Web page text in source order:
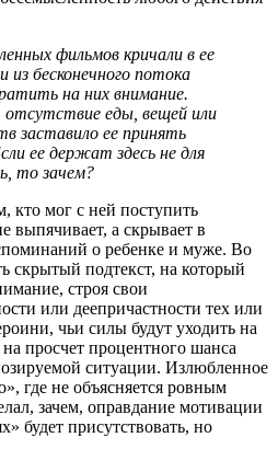
фильмов кричали в ее
из бесконечного потока
на них внимание.
отсутствие еды, вещей или
заставило ее принять
ее держат здесь не для
то зачем?
кто мог с ней поступить
выпячивает, а скрывает в
о ребенке и муже. Во
скрытый подтекст, на который
строя свои
или деепричастности тех или
чьи силы будут уходить на
просчет процентного шанса
ситуации. Излюбленное
где не объясняется ровным
зачем, оправдание мотивации
будет присутствовать, но